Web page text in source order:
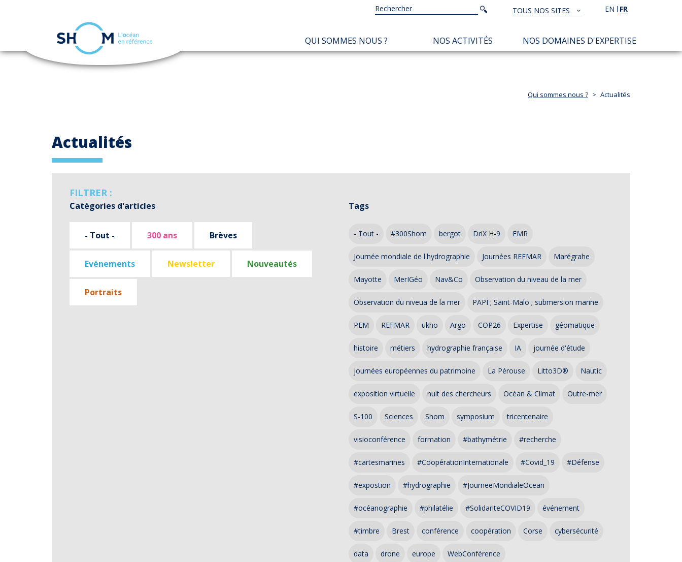
Aller
EN FR
TOUS
NOS
SITES
TOUS NOS SITES
Rechercher
Rechercher
NAVIGATION
PRINCIPALE
QUI SOMMES NOUS ? NOS ACTIVITÉS NOS DOMAINES D'EXPERTISE
Qui sommes nous ? Actualités
Actualités
FILTRER :
Catégories d'articles
- Tout - 300 ans Brèves
Evénements Newsletter Nouveautés
Portraits
Tags
- Tout - #300Shom bergot DriX H-9 EMR
Journée mondiale de l'hydrographie Journées REFMAR Marégrahe
Mayotte MerIGéo Nav&Co Observation du niveau de la mer
Observation du niveua de la mer PAPI ; Saint-Malo ; submersion marine
PEM REFMAR ukho Argo COP26 Expertise géomatique
histoire métiers hydrographie française IA journée d'étude
journées européennes du patrimoine La Pérouse Litto3D® Nautic
exposition virtuelle nuit des chercheurs Océan & Climat Outre-mer
S-100 Sciences Shom symposium tricentenaire
visioconférence formation #bathymétrie #recherche
#cartesmarines #CoopérationInternationale #Covid_19 #Défense
#expostion #hydrographie #JourneeMondialeOcean
#océanographie #philatélie #SolidariteCOVID19 événement
#timbre Brest conférence coopération Corse cybersécurité
data drone europe WebConférence